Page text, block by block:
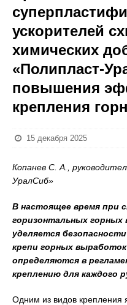
ускорителей
химических
«Полипласт-
повышения
крепления
15 декабря 2025
Копанев С. А.,
УралСиб»
В настоящее время при
горизонтальных горных
уделяется
крепи горных
определяются в
креплению для каждого
Одним из видов крепления